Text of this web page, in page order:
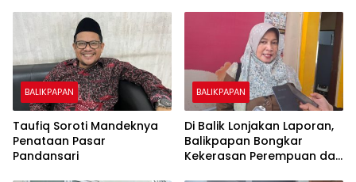
BALIKPAPAN
Taufiq Soroti Mandeknya
Penataan Pasar
Pandansari
BALIKPAPAN
Di Balik Lonjakan Laporan,
Balikpapan Bongkar
Kekerasan Perempuan dan